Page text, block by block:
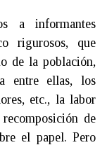
a informantes
rigurosos, que
de la población,
entre ellas, los
etc., la labor
de
el papel. Pero